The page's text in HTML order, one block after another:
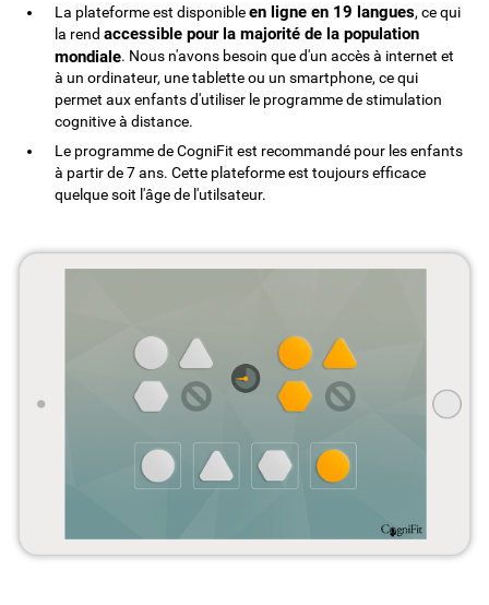
La plateforme est disponibleen ligne en 19 langues, ce qui
la rendaccessible pour la majorité de la population
mondiale. Nous n'avons besoin que d'un accès à internet et
à un ordinateur, une tablette ou un smartphone, ce qui
permet aux enfants d'utiliser le programme de stimulation
cognitive à distance.
Le programme de CogniFit est recommandé pour les enfants
à partir de 7 ans. Cette plateforme est toujours efficace
quelque soit l'âge de l'utilsateur.